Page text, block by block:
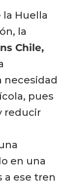
la Huella
la
Chile,
necesidad
pues
reducir
en una
a ese tren